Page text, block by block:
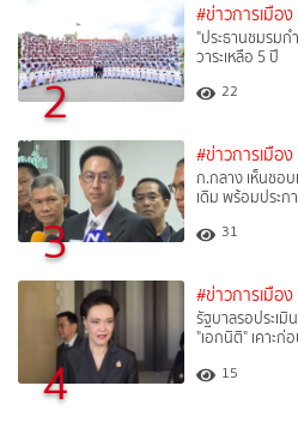
2
#ข่าวการเมือง
"ประธานชมรม
วาระเหลือ 5 ปี
22
3
#ข่าวการเมือง
ก.กลาง เห็นชอ
เดิม พร้อมประ
31
4
#ข่าวการเมือง
รัฐบาลรอประเมิ
"เอกนิติ" เคาะก่
15